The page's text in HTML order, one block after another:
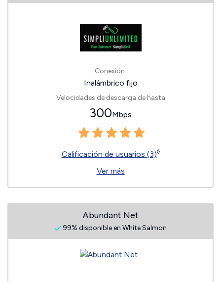
Conexión:
Inalámbrico fijo
Velocidades de descarga de hasta
300Mbps
Calificación de usuarios (3)◊
Ver más
Abundant Net
99% disponible en White Salmon